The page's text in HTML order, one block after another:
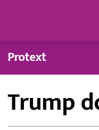
Protext
Trump